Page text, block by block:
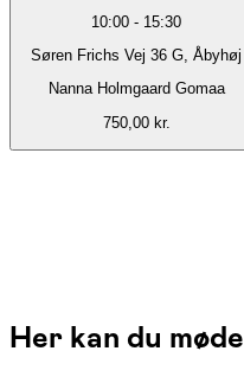
10:00 - 15:30
Søren Frichs Vej 36 G, Åbyhøj
Nanna Holmgaard Gomaa
750,00 kr.
Her kan du møde